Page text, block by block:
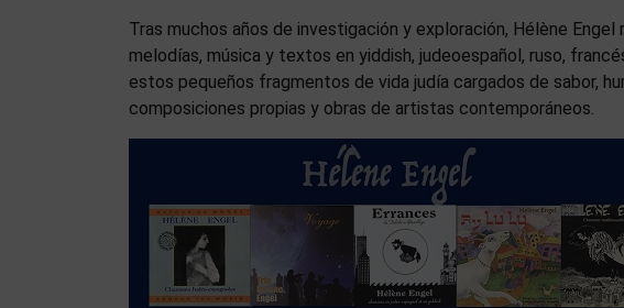
Tras muchos años de investigación y exploración, Hélène
melodías, música y textos en yiddish, judeoespañol, ruso,
estos pequeños fragmentos de vida judía cargados de sabor,
composiciones propias y obras de artistas contemporáneos.